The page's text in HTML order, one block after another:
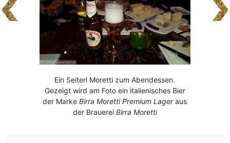
Ein Seiterl Moretti zum Abendessen.
Gezeigt wird am Foto ein italienisches Bier
der MarkeBirra Moretti Premium Lageraus
der Brauerei Birra Moretti